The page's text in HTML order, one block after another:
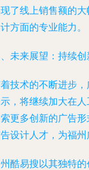
了线上销售额的
方面的专业能力。
未来展望：持续
技术的不断进步
，将继续加大在
更多创新的广告
设计人才，为福州
酷易搜以其独特